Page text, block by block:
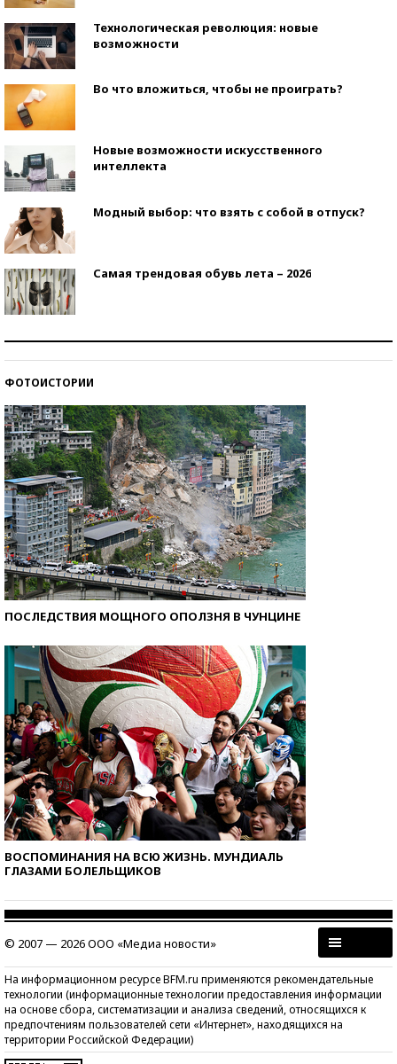
Технологическая революция: новые
возможности
Во что вложиться, чтобы не проиграть?
Новые возможности искусственного
интеллекта
Модный выбор: что взять с собой в отпуск?
Самая трендовая обувь лета – 2026
ФОТОИСТОРИИ
ПОСЛЕДСТВИЯ МОЩНОГО ОПОЛЗНЯ В ЧУНЦИНЕ
ВОСПОМИНАНИЯ НА ВСЮ ЖИЗНЬ. МУНДИАЛЬ
ГЛАЗАМИ БОЛЕЛЬЩИКОВ
© 2007 — 2026 ООО «Медиа новости»
На информационном ресурсе BFM.ru применяются рекомендательные
технологии (информационные технологии предоставления информации
на основе сбора, систематизации и анализа сведений, относящихся к
предпочтениям пользователей сети «Интернет», находящихся на
территории Российской Федерации)